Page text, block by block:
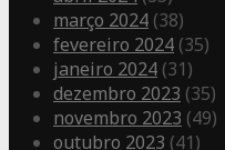
março 2024 (38)
fevereiro 2024 (35)
janeiro 2024 (31)
dezembro 2023 (35)
novembro 2023 (49)
outubro 2023 (41)